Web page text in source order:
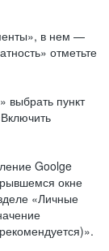
в нем —
отметьте
пункт
Goolge
окне
«Личные